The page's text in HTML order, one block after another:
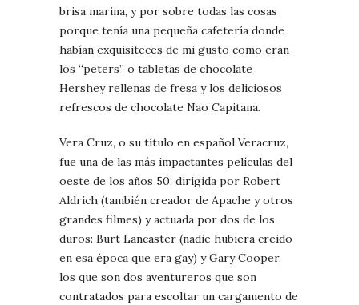
brisa marina, y por sobre todas las cosas
porque tenía una pequeña cafetería donde
habían exquisiteces de mi gusto como eran
los “peters” o tabletas de chocolate
Hershey rellenas de fresa y los deliciosos
refrescos de chocolate Nao Capitana.
Vera Cruz, o su título en español Veracruz,
fue una de las más impactantes películas del
oeste de los años 50, dirigida por Robert
Aldrich (también creador de Apache y otros
grandes filmes) y actuada por dos de los
duros: Burt Lancaster (nadie hubiera creido
en esa época que era gay) y Gary Cooper,
los que son dos aventureros que son
contratados para escoltar un cargamento de